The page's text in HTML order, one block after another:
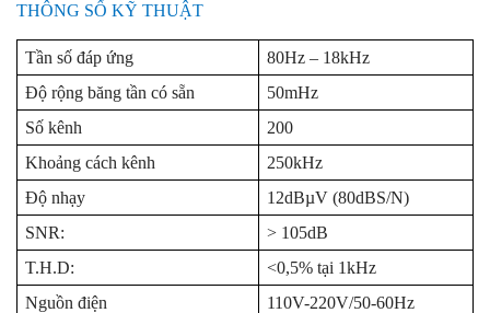
THÔNG SỐ KỸ THUẬT
Tần số đáp ứng
80Hz – 18kHz
Độ rộng băng tần có sẵn
50mHz
Số kênh
200
Khoảng cách kênh
250kHz
Độ nhạy
12dBµV (80dBS/N)
SNR:
> 105dB
T.H.D:
<0,5% tại 1kHz
Nguồn điện
110V-220V/50-60Hz